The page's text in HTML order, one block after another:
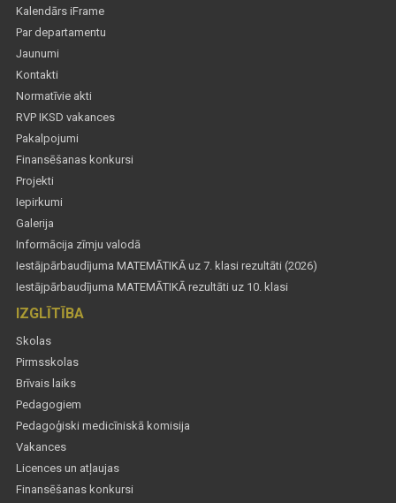
Kalendārs iFrame
Par departamentu
Jaunumi
Kontakti
Normatīvie akti
RVP IKSD vakances
Pakalpojumi
Finansēšanas konkursi
Projekti
Iepirkumi
Galerija
Informācija zīmju valodā
Iestājpārbaudījuma MATEMĀTIKĀ uz 7. klasi rezultāti (2026)
Iestājpārbaudījuma MATEMĀTIKĀ rezultāti uz 10. klasi
IZGLĪTĪBA
Skolas
Pirmsskolas
Brīvais laiks
Pedagogiem
Pedagoģiski medicīniskā komisija
Vakances
Licences un atļaujas
Finansēšanas konkursi